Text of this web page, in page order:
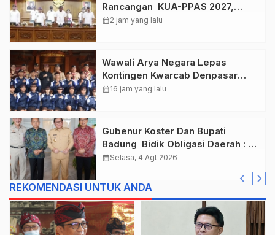
Rancangan KUA-PPAS 2027,
Anggaran Tembus Lebih Dari
calendar_month2 jam yang lalu
Wawali Arya Negara Lepas
Kontingen Kwarcab Denpasar
Menuju Jambore Nasional XII
calendar_month16 jam yang lalu
Gubenur Koster Dan Bupati
Badung Bidik Obligasi Daerah :
Gaspol Bangun Infrastruktur
calendar_monthSelasa, 4 Agt 2026
REKOMENDASI UNTUK ANDA